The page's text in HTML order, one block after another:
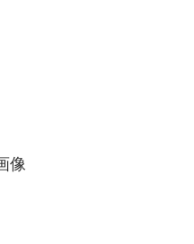
像